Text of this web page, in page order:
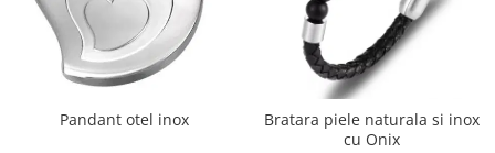
Pandant otel inox
Bratara piele naturala si inox
cu Onix